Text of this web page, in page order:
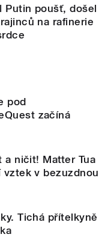
Putin poušť, došel
na rafinerie
pod
začíná
a ničit! Matter Tua
v bezuzdnou
Tichá přítelkyně